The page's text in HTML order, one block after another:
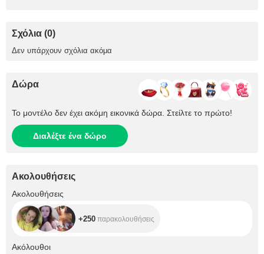
Σχόλια (0)
Δεν υπάρχουν σχόλια ακόμα
Δώρα
Το μοντέλο δεν έχει ακόμη εικονικά δώρα. Στείλτε το πρώτο!
Διαλέξτε ένα δώρο
Ακολουθήσεις
Ακολουθήσεις
+250 παρακολουθήσεις
Ακόλουθοι